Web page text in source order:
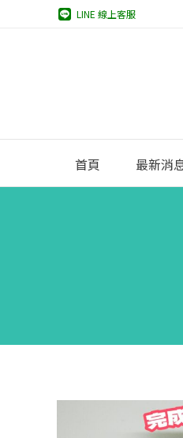
LINE 線上客服
首頁 最新消